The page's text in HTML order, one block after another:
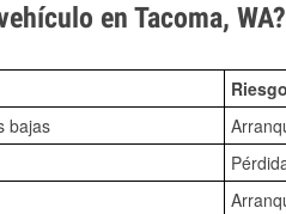
en Tacoma, WA?
bajas